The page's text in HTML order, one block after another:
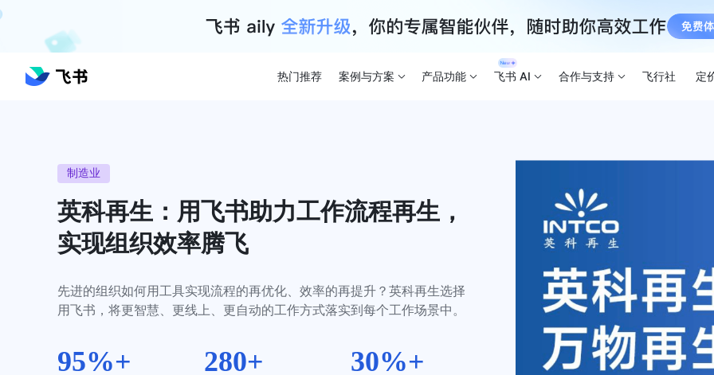
热门推荐 案例与方案 产品功能 飞书 AI 合作与支持 飞行社 定
制造业
英科再生：用飞书助力工作流程再生，
实现组织效率腾飞
先进的组织如何用工具实现流程的再优化、效率的再提升？英科再生选择
用飞书，将更智慧、更线上、更自动的工作方式落实到每个工作场景中。
95%+ 280+ 30%+